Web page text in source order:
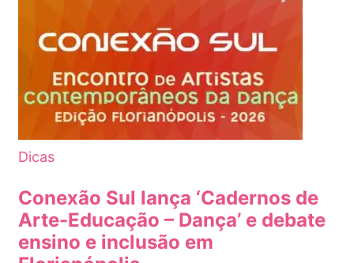
Dicas
Conexão Sul lança ‘Cadernos de
Arte-Educação – Dança’ e debate
ensino e inclusão em